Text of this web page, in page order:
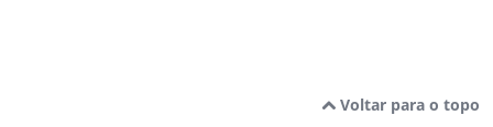
Voltar para o topo